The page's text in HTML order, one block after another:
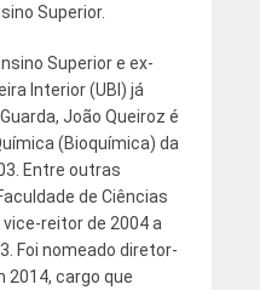
Superior.
Superior e ex-
Interior (UBI) já
João Queiroz é
(Bioquímica) da
Entre outras
de Ciências
reitor de 2004 a
Foi nomeado diretor-
2014, cargo que